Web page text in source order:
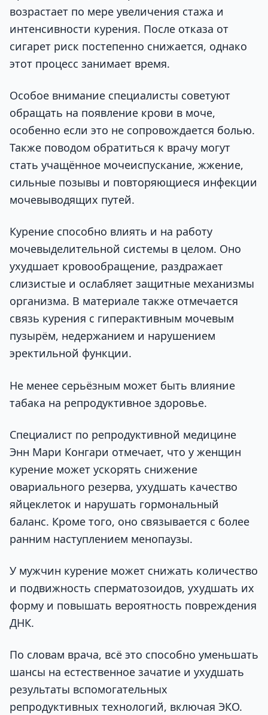
возрастает по мере увеличения стажа и
интенсивности курения. После отказа от
сигарет риск постепенно снижается, однако
этот процесс занимает время.
Особое внимание специалисты советуют
обращать на появление крови в моче,
особенно если это не сопровождается болью.
Также поводом обратиться к врачу могут
стать учащённое мочеиспускание, жжение,
сильные позывы и повторяющиеся инфекции
мочевыводящих путей.
Курение способно влиять и на работу
мочевыделительной системы в целом. Оно
ухудшает кровообращение, раздражает
слизистые и ослабляет защитные механизмы
организма. В материале также отмечается
связь курения с гиперактивным мочевым
пузырём, недержанием и нарушением
эректильной функции.
Не менее серьёзным может быть влияние
табака на репродуктивное здоровье.
Специалист по репродуктивной медицине
Энн Мари Конгари отмечает, что у женщин
курение может ускорять снижение
овариального резерва, ухудшать качество
яйцеклеток и нарушать гормональный
баланс. Кроме того, оно связывается с более
ранним наступлением менопаузы.
У мужчин курение может снижать количество
и подвижность сперматозоидов, ухудшать их
форму и повышать вероятность повреждения
ДНК.
По словам врача, всё это способно уменьшать
шансы на естественное зачатие и ухудшать
результаты вспомогательных
репродуктивных технологий, включая ЭКО.